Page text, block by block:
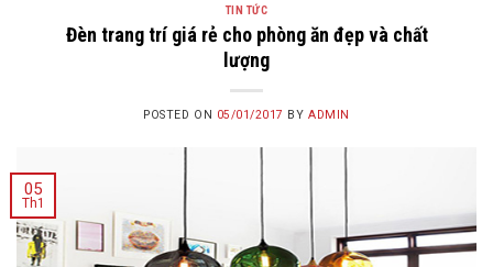
TIN TỨC
Đèn trang trí giá rẻ cho phòng ăn đẹp và chất
lượng
POSTED ON 05/01/2017 BY ADMIN
05
Th1